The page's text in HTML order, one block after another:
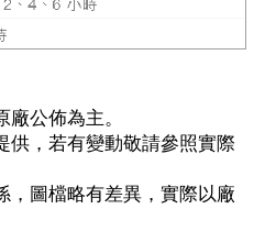
公佈為主。
供，若有變動敬請參照實際
，圖檔略有差異，實際以廠